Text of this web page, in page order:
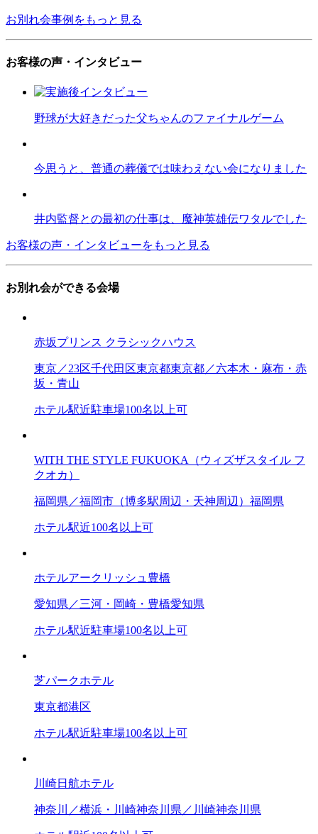
お別れ会事例をもっと見る
お客様の声・インタビュー
野球が大好きだった父ちゃんのファイナルゲーム
今思うと、普通の葬儀では味わえない会になりました
井内監督との最初の仕事は、魔神英雄伝ワタルでした
お客様の声・インタビューをもっと見る
お別れ会ができる会場
赤坂プリンス クラシックハウス
東京／23区千代田区東京都東京都／六本木・麻布・赤
坂・青山
ホテル駅近駐車場100名以上可
WITH THE STYLE FUKUOKA（ウィズザスタイル フ
クオカ）
福岡県／福岡市（博多駅周辺・天神周辺） 福岡県
ホテル駅近100名以上可
ホテルアークリッシュ豊橋
愛知県／三河・岡崎・豊橋愛知県
ホテル駅近駐車場100名以上可
芝パークホテル
東京都港区
ホテル駅近駐車場100名以上可
川崎日航ホテル
神奈川／横浜・川崎神奈川県／川崎神奈川県